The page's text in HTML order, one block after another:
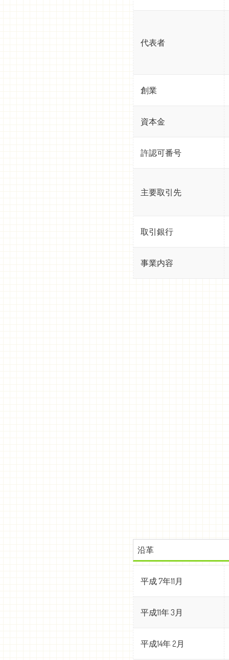
代表者
創業
資本金
許認可番号
主要取引先
取引銀行
事業内容
沿革
平成 7年11月
平成11年 3月
平成14年 2月